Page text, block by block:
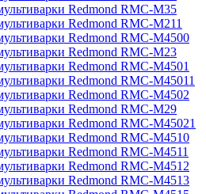
Redmond RMC-M35
Redmond RMC-M211
Redmond RMC-M4500
Redmond RMC-M23
Redmond RMC-M4501
Redmond RMC-M45011
Redmond RMC-M4502
Redmond RMC-M29
Redmond RMC-M45021
Redmond RMC-M4510
Redmond RMC-M4511
Redmond RMC-M4512
Redmond RMC-M4513